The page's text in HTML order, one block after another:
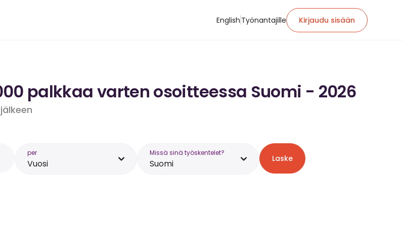
English Työnantajille Kirjaudu sisään
palkkaa varten osoitteessa Suomi - 2026
per
Vuosi
Missä sinä työskentelet?
Suomi Laske